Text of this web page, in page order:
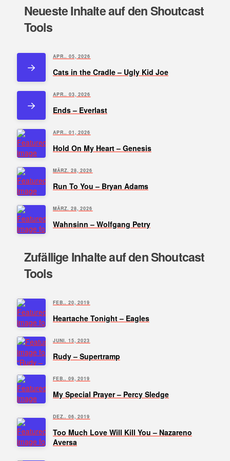
Neueste Inhalte auf den Shoutcast
Tools
APR.. 05, 2026
Cats in the Cradle – Ugly Kid Joe
APR.. 03, 2026
Ends – Everlast
APR.. 01, 2026
Hold On My Heart – Genesis
MÄRZ. 28, 2026
Run To You – Bryan Adams
MÄRZ. 28, 2026
Wahnsinn – Wolfgang Petry
Zufällige Inhalte auf den Shoutcast
Tools
FEB.. 20, 2019
Heartache Tonight – Eagles
JUNI. 15, 2023
Rudy – Supertramp
FEB.. 09, 2019
My Special Prayer – Percy Sledge
DEZ.. 06, 2019
Too Much Love Will Kill You – Nazareno
Aversa